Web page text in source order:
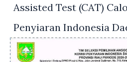
Assisted Test (CAT)
Penyiaran Indonesia